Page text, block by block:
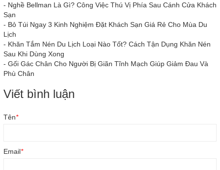
- Nghề Bellman Là Gì? Công Việc Thú Vị Phía Sau Cánh Cửa Khách
Sạn
- Bỏ Túi Ngay 3 Kinh Nghiệm Đặt Khách Sạn Giá Rẻ Cho Mùa Du
Lịch
- Khăn Tắm Nén Du Lịch Loại Nào Tốt? Cách Tận Dụng Khăn Nén
Sau Khi Dùng Xong
- Gối Gác Chân Cho Người Bị Giãn Tĩnh Mạch Giúp Giảm Đau Và
Phù Chân
Viết bình luận
Tên*
Email*